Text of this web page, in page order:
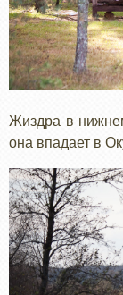
Жиздра в
она впадает в